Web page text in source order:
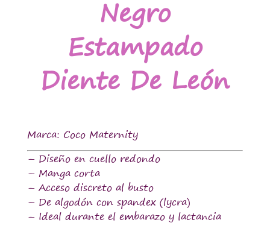
Negro
Estampado
Diente De León
Marca: Coco Maternity
– Diseño en cuello redondo
– Manga corta
– Acceso discreto al busto
– De algodón con spandex (lycra)
– Ideal durante el embarazo y lactancia